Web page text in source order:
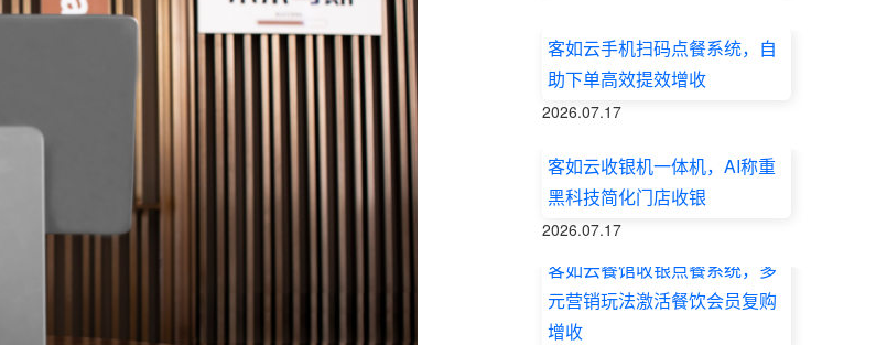
客如云手机扫码点餐系统，自
助下单高效提效增收
2026.07.17
客如云收银机一体机，AI称重
黑科技简化门店收银
2026.07.17
客如云餐馆收银点餐系统，多
元营销玩法激活餐饮会员复购
增收